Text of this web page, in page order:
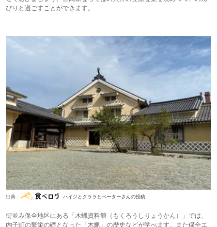
びりと過ごすことができます。
出典： ハイジとクララとペーターさんの投稿
街並み保全地区にある「木蠟資料館（もくろうしりょうかん）」では、
内子町の繁栄の礎となった「木蝋」の歴史などが学べます。また保全エ